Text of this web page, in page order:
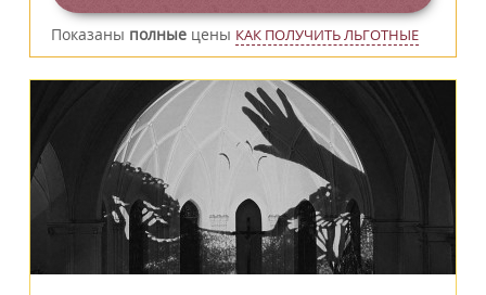
Показаны полные цены КАК ПОЛУЧИТЬ ЛЬГОТНЫЕ